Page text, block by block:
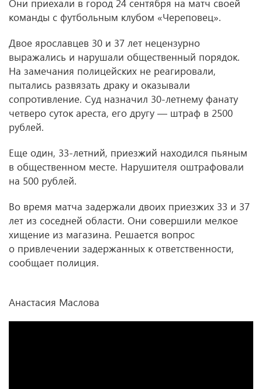
Они приехали в город 24 сентября на матч своей
команды с футбольным клубом «Череповец».
Двое ярославцев 30 и 37 лет нецензурно
выражались и нарушали общественный порядок.
На замечания полицейских не реагировали,
пытались развязать драку и оказывали
сопротивление. Суд назначил 30-летнему фанату
четверо суток ареста, его другу — штраф в 2500
рублей.
Еще один, 33-летний, приезжий находился пьяным
в общественном месте. Нарушителя оштрафовали
на 500 рублей.
Во время матча задержали двоих приезжих 33 и 37
лет из соседней области. Они совершили мелкое
хищение из магазина. Решается вопрос
о привлечении задержанных к ответственности,
сообщает полиция.
Анастасия Маслова